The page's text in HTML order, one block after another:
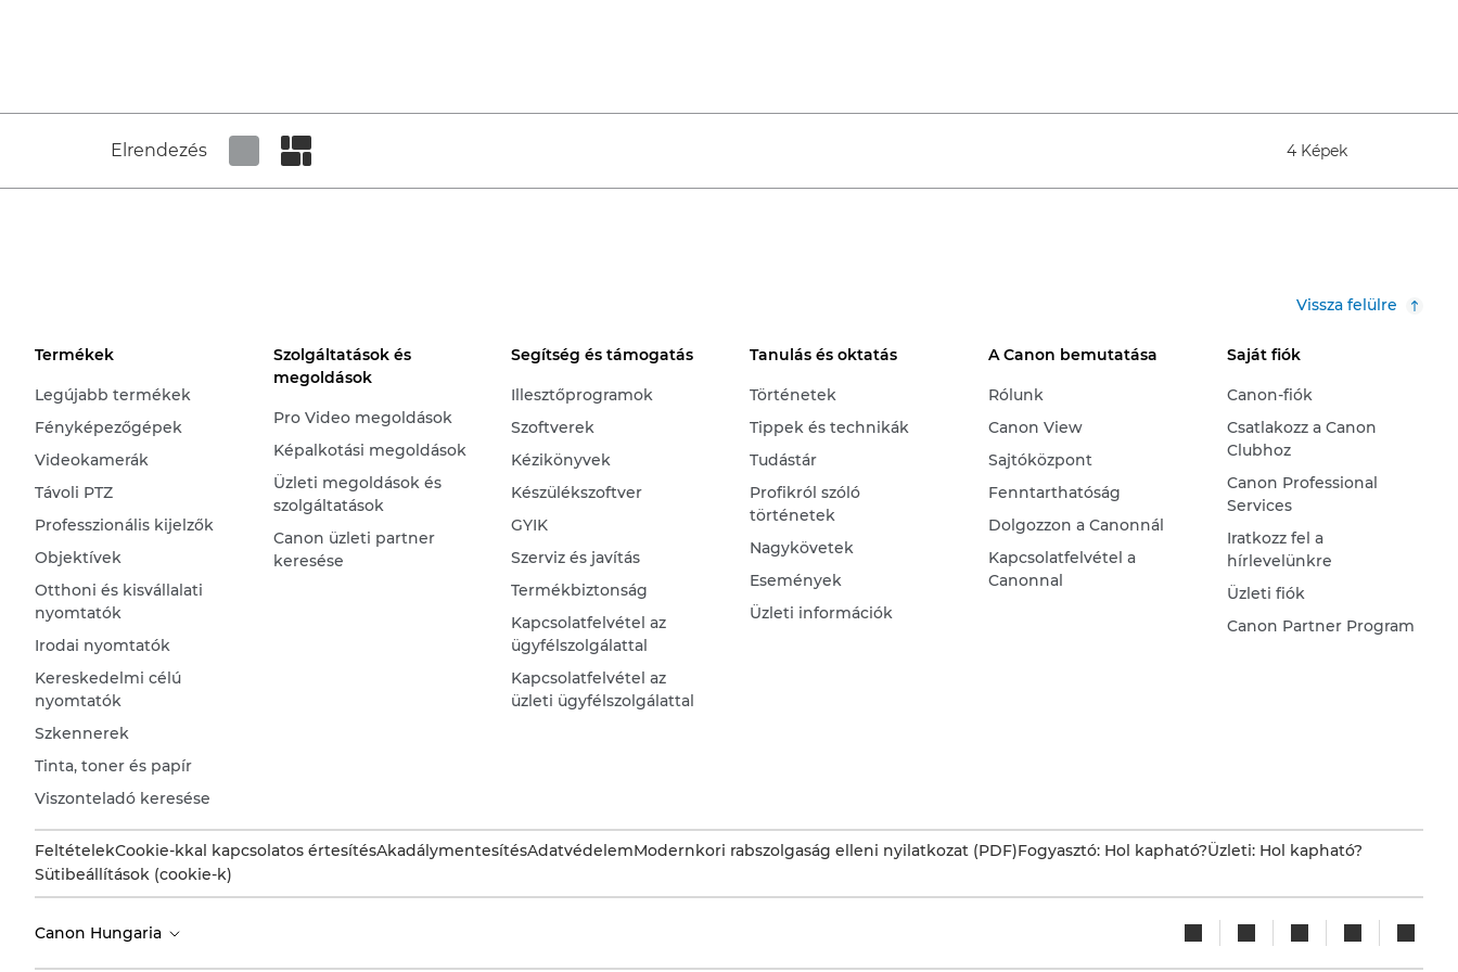
Elrendezés 4 Képek
Vissza felülre
Termékek
Legújabb termékek
Fényképezőgépek
Videokamerák
Távoli PTZ
Professzionális kijelzők
Objektívek
Otthoni és kisvállalati
nyomtatók
Irodai nyomtatók
Kereskedelmi célú
nyomtatók
Szkennerek
Tinta, toner és papír
Viszonteladó keresése
Szolgáltatások és
megoldások
Pro Video megoldások
Képalkotási megoldások
Üzleti megoldások és
szolgáltatások
Canon üzleti partner
keresése
Segítség és támogatás
Illesztőprogramok
Szoftverek
Kézikönyvek
Készülékszoftver
GYIK
Szerviz és javítás
Termékbiztonság
Kapcsolatfelvétel az
ügyfélszolgálattal
Kapcsolatfelvétel az
üzleti ügyfélszolgálattal
Tanulás és oktatás
Történetek
Tippek és technikák
Tudástár
Profikról szóló
történetek
Nagykövetek
Események
Üzleti információk
A Canon bemutatása
Rólunk
Canon View
Sajtóközpont
Fenntarthatóság
Dolgozzon a Canonnál
Kapcsolatfelvétel a
Canonnal
Saját fiók
Canon-fiók
Csatlakozz a Canon
Clubhoz
Canon Professional
Services
Iratkozz fel a
hírlevelünkre
Üzleti fiók
Canon Partner Program
FeltételekCookie-kkal kapcsolatos értesítésAkadálymentesítésAdatvédelemModernkori rabszolgaság elleni nyilatkozat (PDF)Fogyasztó: Hol kapható?Üzleti: Hol kapható?
Sütibeállítások (cookie-k)
Canon Hungaria